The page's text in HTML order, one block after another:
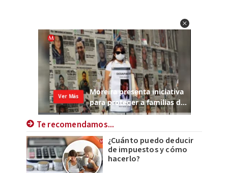
Te recomendamos...
¿Cuánto puedo deducir
de impuestos y cómo
hacerlo?